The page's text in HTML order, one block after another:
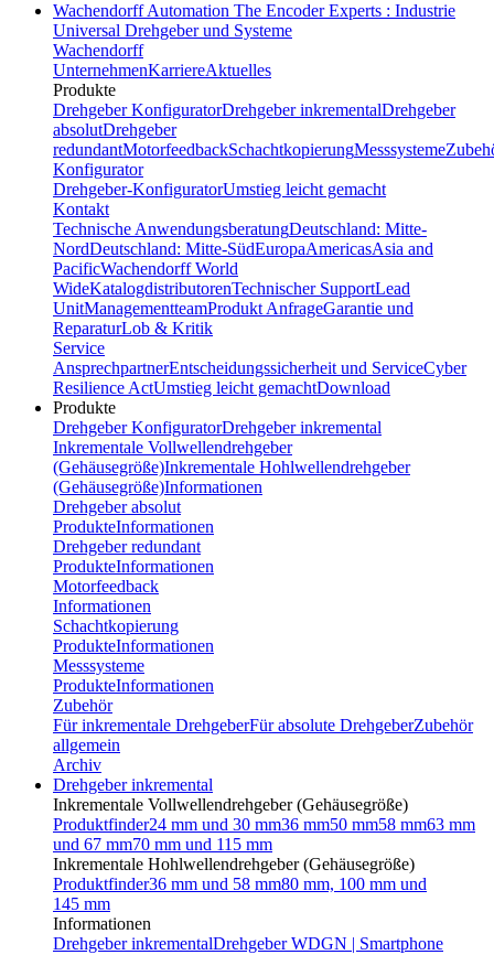
Wachendorff Automation The Encoder Experts : Industrie
Universal Drehgeber und Systeme
Wachendorff
UnternehmenKarriereAktuelles
Produkte
Drehgeber KonfiguratorDrehgeber inkrementalDrehgeber
absolutDrehgeber
redundantMotorfeedbackSchachtkopierungMesssysteme
Konfigurator
Drehgeber-KonfiguratorUmstieg leicht gemacht
Kontakt
Technische AnwendungsberatungDeutschland: Mitte-
NordDeutschland: Mitte-SüdEuropaAmericasAsia and
PacificWachendorff World
WideKatalogdistributorenTechnischer SupportLead
UnitManagementteamProdukt AnfrageGarantie und
ReparaturLob & Kritik
Service
AnsprechpartnerEntscheidungssicherheit und ServiceCyber
Resilience ActUmstieg leicht gemachtDownload
Produkte
Drehgeber KonfiguratorDrehgeber inkremental
Inkrementale Vollwellendrehgeber
(Gehäusegröße)Inkrementale Hohlwellendrehgeber
(Gehäusegröße)Informationen
Drehgeber absolut
ProdukteInformationen
Drehgeber redundant
ProdukteInformationen
Motorfeedback
Informationen
Schachtkopierung
ProdukteInformationen
Messsysteme
ProdukteInformationen
Zubehör
Für inkrementale DrehgeberFür absolute DrehgeberZubehör
allgemein
Archiv
Drehgeber inkremental
Inkrementale Vollwellendrehgeber (Gehäusegröße)
Produktfinder24 mm und 30 mm36 mm50 mm58 mm63 mm
und 67 mm70 mm und 115 mm
Inkrementale Hohlwellendrehgeber (Gehäusegröße)
Produktfinder36 mm und 58 mm80 mm, 100 mm und
145 mm
Informationen
Drehgeber inkrementalDrehgeber WDGN | Smartphone